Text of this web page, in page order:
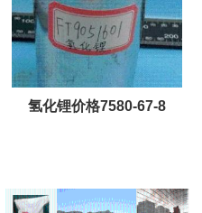
氢化锂价格7580-67-8